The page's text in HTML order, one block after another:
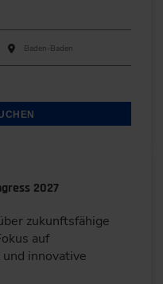
Baden-Baden
2027
zukunftsfähige
auf
innovative